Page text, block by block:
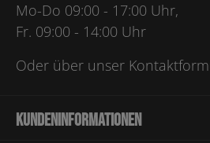
Mo-Do 09:00 - 17:00 Uhr,
Fr. 09:00 - 14:00 Uhr
Oder über unser
Kundeninformationen